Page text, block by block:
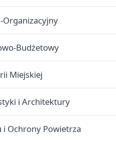
Organizacyjny
Budżetowy
Miejskiej
i Architektury
i Ochrony Powietrza